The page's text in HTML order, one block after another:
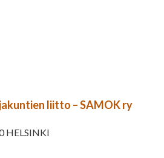
liitto – SAMOK ry
HELSINKI